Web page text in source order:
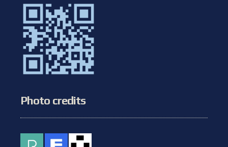
Photo credits